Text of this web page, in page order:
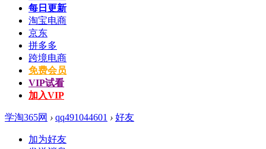
每日更新
淘宝电商
京东
拼多多
跨境电商
免费会员
VIP试看
加入VIP
学淘365网 › qq491044601 › 好友
加为好友